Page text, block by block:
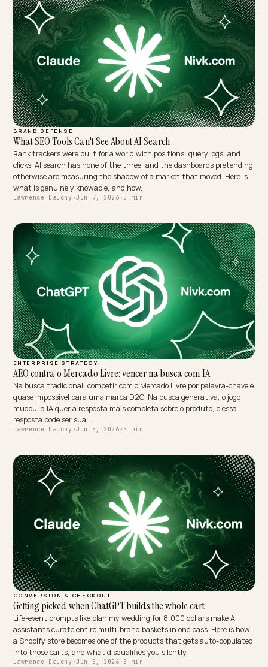
legacy SEO retainer that bills for a search world shrinking under it.
Releasing it is a contract problem and a reallocation argument,
new budget request.
Lawrence Dauchy ·Jun 7, 2026· 5 min
CONVERSION & CHECKOUT
Swish i AI-assistenternas svar: AEO för Shopify
Svenska kunder frågar AI-assistenter om de kan betala med Swish
innan de klickar. Om din Shopify-butik inte publicerar betalsätten
maskinläsbar text svarar assistenten fel, eller rekommenderar en
konkurrent som gjorde jobbet.
Lawrence Dauchy Jun 7, 2026· 4 min
BRAND DEFENSE
What SEO Tools Can't See About AI Search
Rank trackers were built for a world with positions, query logs, and
clicks. AI search has none of the three, and the dashboards
otherwise are measuring the shadow of a market that moved.
what is genuinely knowable, and how.
Lawrence Dauchy ·Jun 7, 2026· 5 min